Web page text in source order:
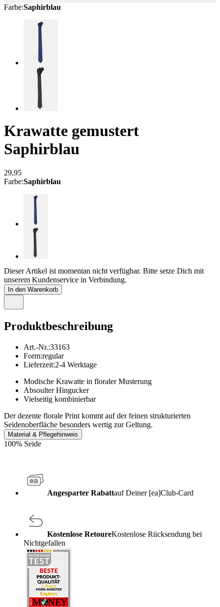
Farbe:Saphirblau
Krawatte gemustert
Saphirblau
29,95
Farbe:Saphirblau
Dieser Artikel ist momentan nicht verfügbar. Bitte setze Dich mit
unserem Kundenservice in Verbindung.
In den Warenkorb
Produktbeschreibung
Art.-Nr.:33163
Form:regular
Lieferzeit:2-4 Werktage
Modische Krawatte in floraler Musterung
Absoulter Hingucker
Vielseitig kombinierbar
Der dezente florale Print kommt auf der feinen strukturierten
Seidenoberfläche besonders wertig zur Geltung.
Material & Pflegehinweis
100% Seide
Angesparter Rabattauf Deiner [ea]Club-Card
Kostenlose RetoureKostenlose Rücksendung bei
Nichtgefallen